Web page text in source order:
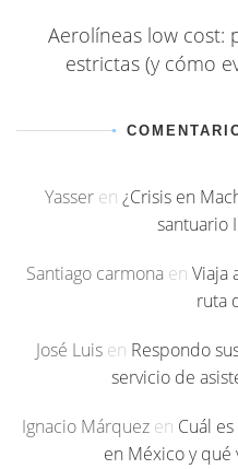
Aerolíneas low cost:
estrictas (y cómo
Yasser en ¿Crisis en
santuario
Santiago carmona en Viaja
ruta
José Luis en Respondo
servicio de
Ignacio Márquez en Cuál
en México y